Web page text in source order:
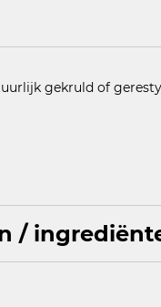
gekruld of
Concept ter
handpalmen.
/
CETEARYL ALCOHOL,